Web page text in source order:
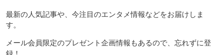
最新の人気記事や、今注目のエンタメ情報などをお届けしま
す。
メール会員限定のプレゼント企画情報もあるので、忘れずに登
録！